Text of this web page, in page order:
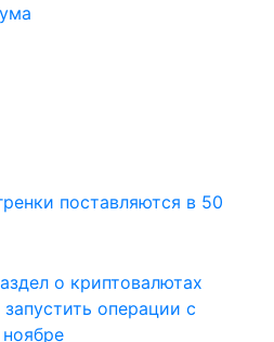
поставляются в 50
операции с